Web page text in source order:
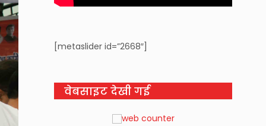
[metaslider id=”2668″]
वेबसाइट देखी गई